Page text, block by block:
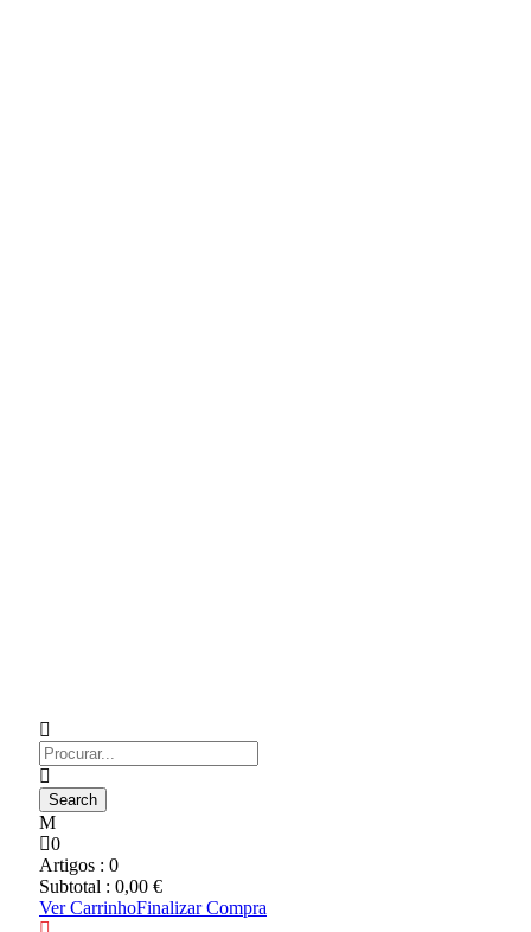
0
Artigos : 0
Subtotal : 0,00 €
Ver CarrinhoFinalizar Compra